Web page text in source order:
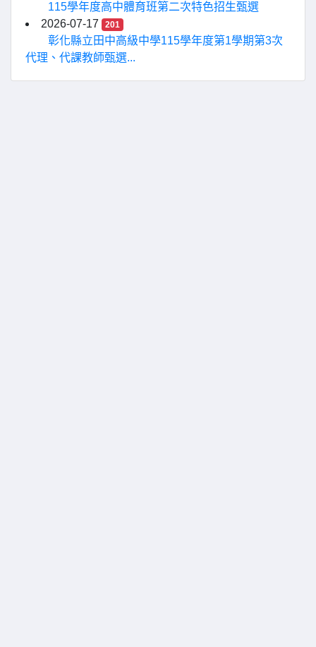
115學年度高中體育班第二次特色招生甄選
2026-07-17
201
彰化縣立田中高級中學115學年度第1學期第3次
代理、代課教師甄選...